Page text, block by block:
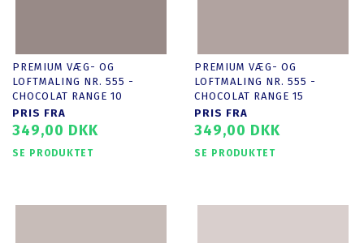
PREMIUM VÆG- OG
LOFTMALING NR. 555 -
CHOCOLAT RANGE 10
PRIS FRA
349,00 DKK
SE PRODUKTET
PREMIUM VÆG- OG
LOFTMALING NR. 555 -
CHOCOLAT RANGE 15
PRIS FRA
349,00 DKK
SE PRODUKTET